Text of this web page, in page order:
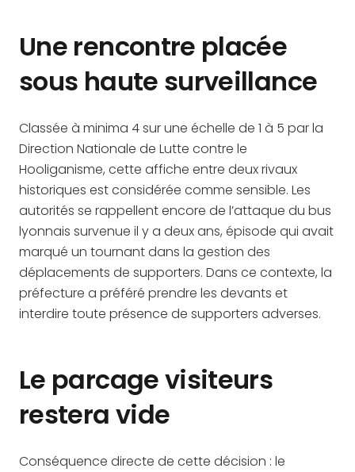
Une rencontre placée
sous haute surveillance
Classée à minima 4 sur une échelle de 1 à 5 par la
Direction Nationale de Lutte contre le
Hooliganisme, cette affiche entre deux rivaux
historiques est considérée comme sensible. Les
autorités se rappellent encore de l’attaque du bus
lyonnais survenue il y a deux ans, épisode qui avait
marqué un tournant dans la gestion des
déplacements de supporters. Dans ce contexte, la
préfecture a préféré prendre les devants et
interdire toute présence de supporters adverses.
Le parcage visiteurs
restera vide
Conséquence directe de cette décision : le